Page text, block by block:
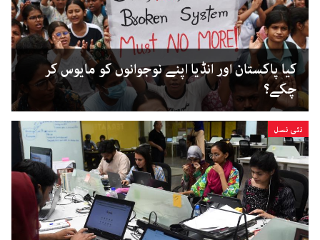
کیا پاکستان اور انڈیا اپنے نوجوانوں کو مایوس کر
چکے؟
نئی نسل